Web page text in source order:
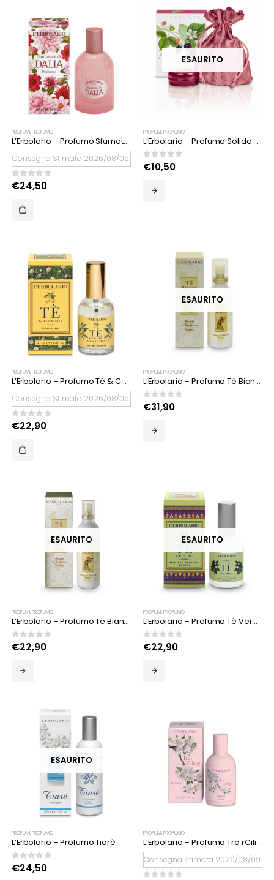
PROFUMI,PROFUMO
L’Erbolario – Profumo Sfumature di Dalia
Consegna Stimata 2026/08/09
0Su 5
€24,50
ESAURITO
PROFUMI,PROFUMO
L’Erbolario – Profumo Solido Acqua di more
0Su 5
€10,50
PROFUMI,PROFUMO
L’Erbolario – Profumo Tè & Cedro
Consegna Stimata 2026/08/09
0Su 5
€22,90
ESAURITO
PROFUMI,PROFUMO
L’Erbolario – Profumo Tè Bianco 100 ml
0Su 5
€31,90
ESAURITO
PROFUMI,PROFUMO
L’Erbolario – Profumo Tè Bianco 50 ml
0Su 5
€22,90
ESAURITO
PROFUMI,PROFUMO
L’Erbolario – Profumo Tè Verde 50 ml
0Su 5
€22,90
ESAURITO
PROFUMI,PROFUMO
L’Erbolario – Profumo Tiarè
0Su 5
€24,50
PROFUMI,PROFUMO
L’Erbolario – Profumo Tra i Ciliegi
Consegna Stimata 2026/08/09